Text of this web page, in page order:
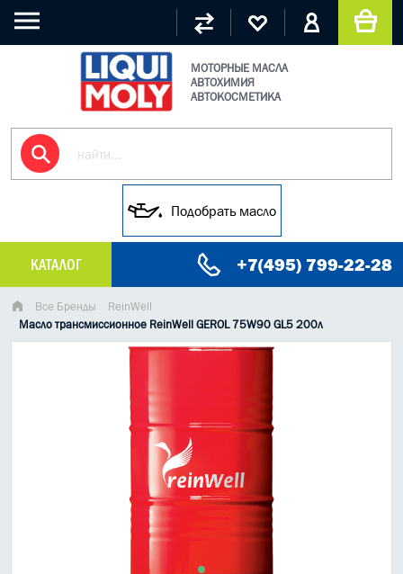
МОТОРНЫЕ МАСЛА
АВТОХИМИЯ
АВТОКОСМЕТИКА
Подобрать масло
КАТАЛОГ +7(495) 799-22-28
МАСЛО МОТОРНОЕ
ГРУЗОВЫЕ МАСЛА
ГИДРАВЛИЧЕСКИЕ МАСЛА
КОНСИСТЕНТНАЯ СМАЗКА
ИНДУСТРИАЛЬНЫЕ МАСЛА
Все Бренды
ReinWell
Масло трансмиссионное ReinWell GEROL 75W90 GL5 200л